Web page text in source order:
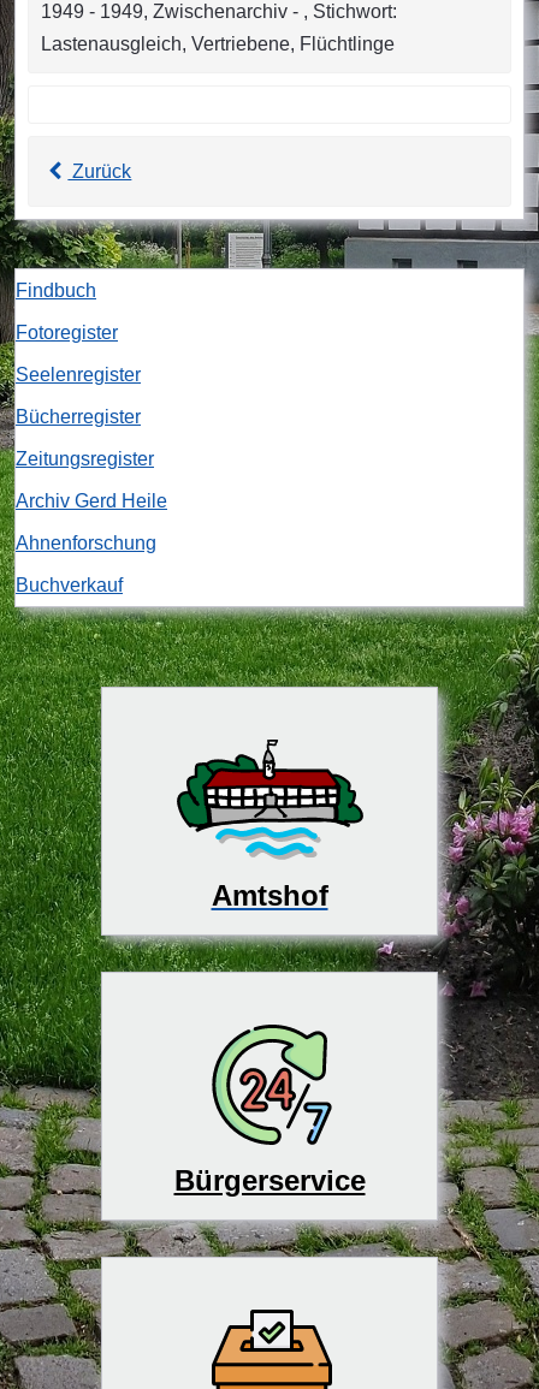
1949 - 1949, Zwischenarchiv - , Stichwort:
Lastenausgleich, Vertriebene, Flüchtlinge
Zurück
Findbuch
Fotoregister
Seelenregister
Bücherregister
Zeitungsregister
Archiv Gerd Heile
Ahnenforschung
Buchverkauf
Amtshof
Bürgerservice